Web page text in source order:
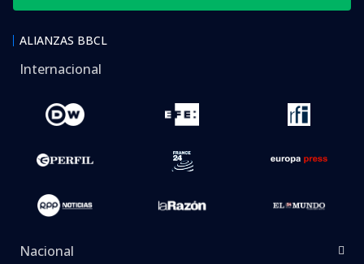
ALIANZAS BBCL
Internacional
Nacional